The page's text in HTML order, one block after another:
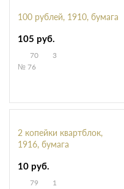
100 рублей, 1910, бумага
105 руб.
70
3
№ 76
2 копейки квартблок,
1916, бумага
10 руб.
79
1